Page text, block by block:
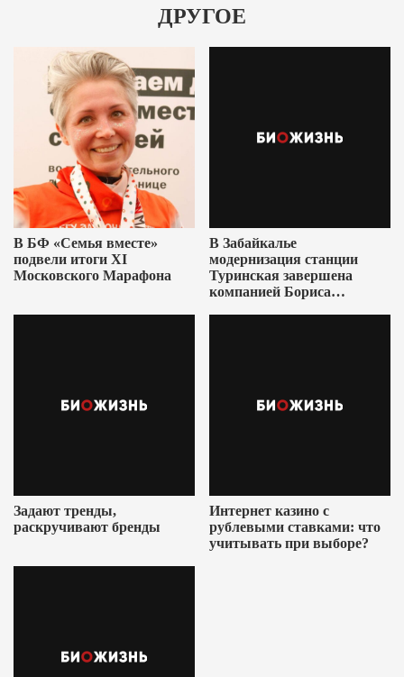
ДРУГОЕ
В БФ «Семья вместе»
подвели итоги XI
Московского Марафона
В Забайкалье
модернизация станции
Туринская завершена
компанией Бориса
Задают тренды,
раскручивают бренды
Интернет казино с
рублевыми ставками: что
учитывать при выборе?